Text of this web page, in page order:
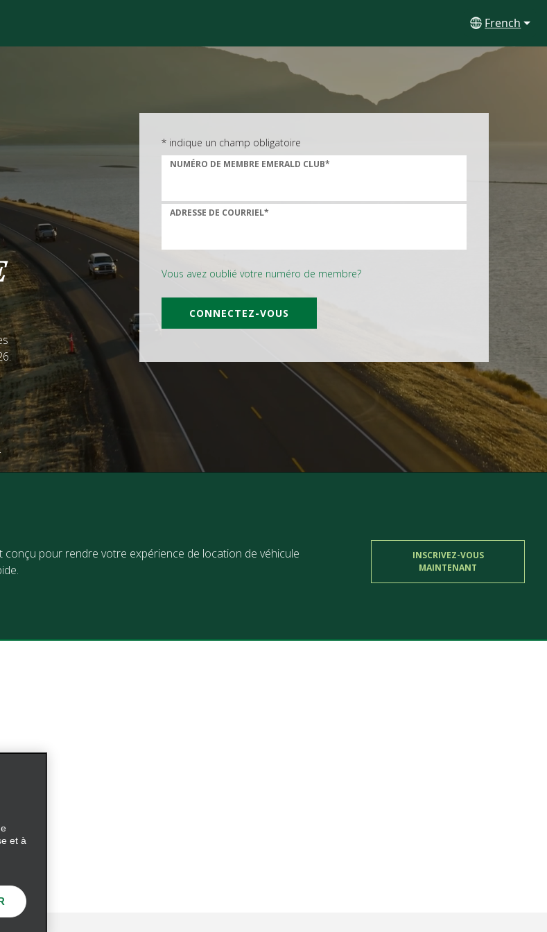
French
* indique un champ obligatoire
NUMÉRO DE MEMBRE EMERALD CLUB*
ADRESSE DE COURRIEL*
Vous avez oublié votre numéro de membre?
CONNECTEZ-VOUS
conçu pour rendre votre expérience de location de véhicule
INSCRIVEZ-VOUS
MAINTENANT
et à